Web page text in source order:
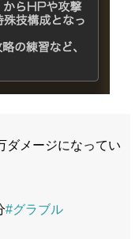
ダメージになってい
#グラブル